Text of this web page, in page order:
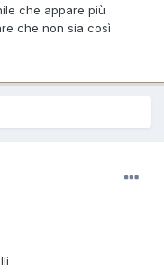
che appare più
che non sia così